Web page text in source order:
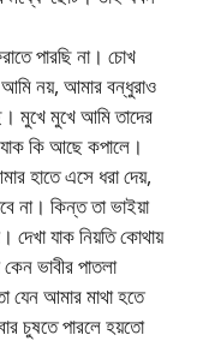
পারছি না। চোখ
আমি নয়, আমার বন্ধুরাও
মুখে মুখে আমি তাদের
কি আছে কপালে।
হাতে এসে ধরা দেয়,
না। কিন্ত তা ভাইয়া
দেখা যাক নিয়তি কোথায়
ভাবীর পাতলা
যেন আমার মাথা হতে
চুষতে পারলে হয়তো